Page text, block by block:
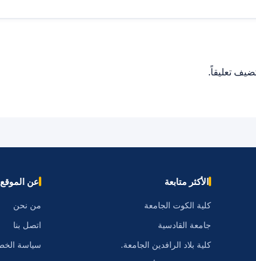
تعليقاً.
الأكثر متابعة
كلية الكوت الجامعة
جامعة القادسية
كلية بلاد الرافدين الجامعة.
عن الموقع
من نحن
اتصل بنا
سياسة